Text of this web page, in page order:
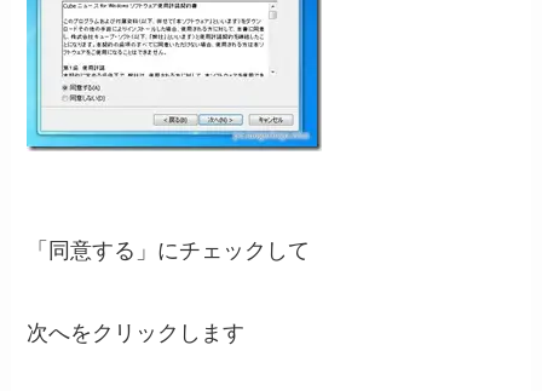
「同意する」にチェックして
次へをクリックします